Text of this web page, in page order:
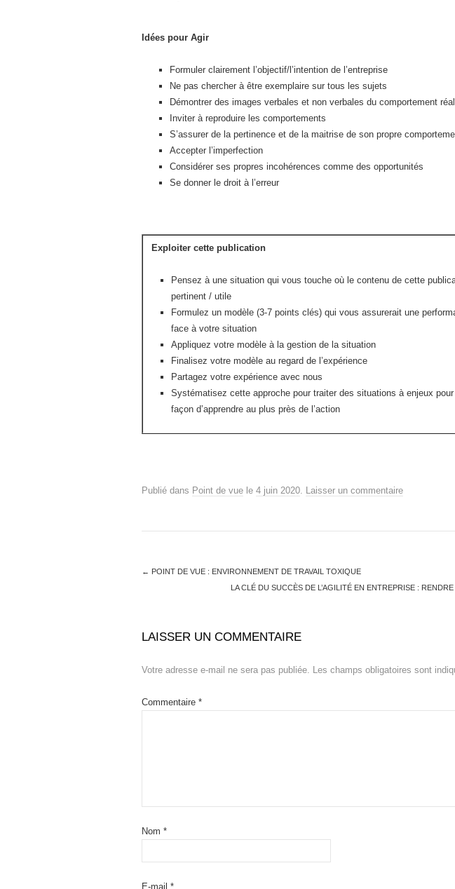
Idées pour Agir
Formuler clairement l’objectif/l’intention de l’entreprise
Ne pas chercher à être exemplaire sur tous les sujets
Démontrer des images verbales et non verbales du comportement
Inviter à reproduire les comportements
S’assurer de la pertinence et de la maitrise de son propre
Accepter l’imperfection
Considérer ses propres incohérences comme des opportunités
Se donner le droit à l’erreur
Exploiter cette publication
Pensez à une situation qui vous touche où le contenu de cette
pertinent / utile
Formulez un modèle (3-7 points clés) qui vous assurerait une
face à votre situation
Appliquez votre modèle à la gestion de la situation
Finalisez votre modèle au regard de l’expérience
Partagez votre expérience avec nous
Systématisez cette approche pour traiter des situations à enjeux
façon d’apprendre au plus près de l’action
Publié dans Point de vue le 4 juin 2020. Laisser un commentaire
← POINT DE VUE : ENVIRONNEMENT DE TRAVAIL TOXIQUE
LA CLÉ DU SUCCÈS DE L’AGILITÉ EN ENTREPRISE :
LAISSER UN COMMENTAIRE
Votre adresse e-mail ne sera pas publiée. Les champs obligatoires sont
Commentaire *
Nom *
E-mail *